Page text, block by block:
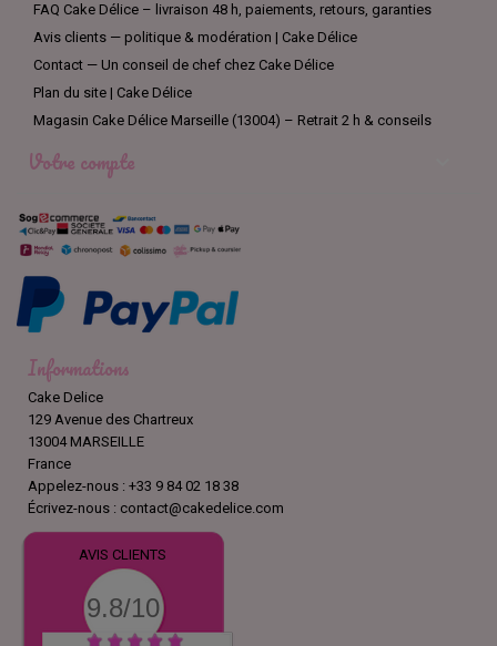
FAQ Cake Délice – livraison 48 h, paiements, retours, garanties
Avis clients — politique & modération | Cake Délice
Contact — Un conseil de chef chez Cake Délice
Plan du site | Cake Délice
Magasin Cake Délice Marseille (13004) – Retrait 2 h & conseils
Votre compte
Informations
Cake Delice
129 Avenue des Chartreux
13004 MARSEILLE
France
Appelez-nous : +33 9 84 02 18 38
Écrivez-nous : contact@cakedelice.com
AVIS CLIENTS
9.8/10